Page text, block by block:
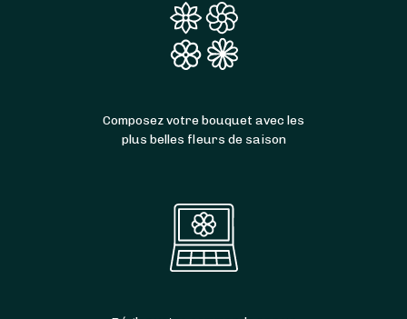
Composez votre bouquet avec les
plus belles fleurs de saison